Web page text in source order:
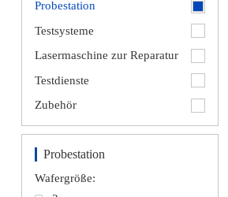
Probestation
Testsysteme
Lasermaschine zur Reparatur
Testdienste
Zubehör
Probestation
Wafergröße: